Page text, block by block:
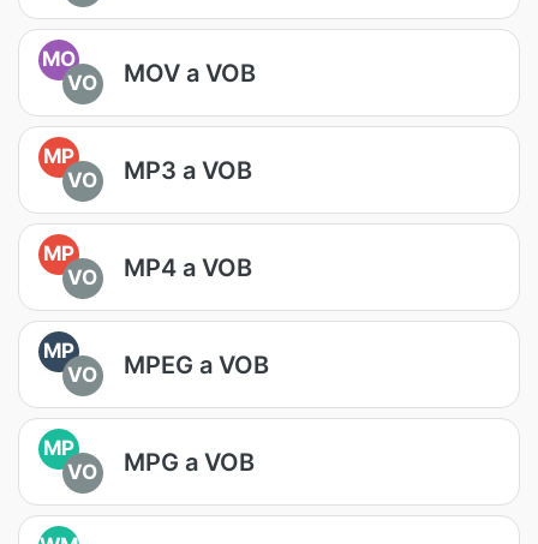
MO
VO
MOV a VOB
MP
VO
MP3 a VOB
MP
VO
MP4 a VOB
MP
VO
MPEG a VOB
MP
VO
MPG a VOB